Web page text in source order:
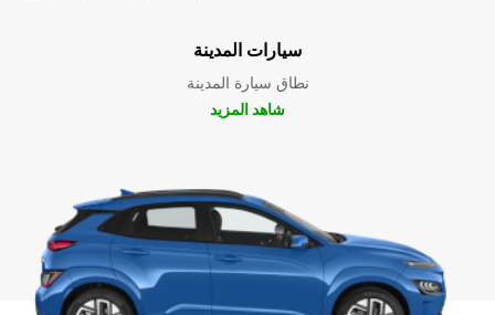
سيارات المدينة
نطاق سيارة المدينة
شاهد المزيد